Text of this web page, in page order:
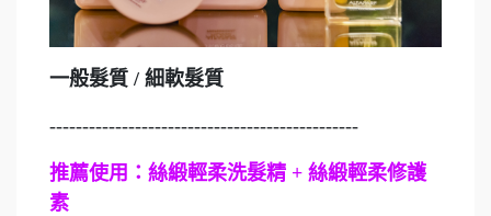
一般髮質 / 細軟髮質
-----------------------------------------------
推薦使用：絲緞輕柔洗髮精 + 絲緞輕柔修護
素